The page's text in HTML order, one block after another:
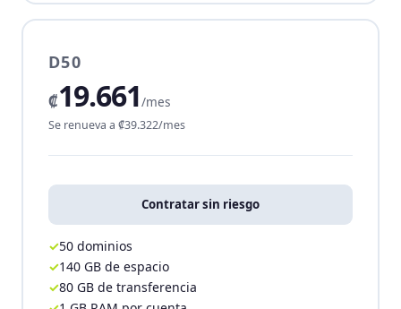
D50
₡19.661/mes
Se renueva a ₡39.322/mes
Contratar sin riesgo
50 dominios
140 GB de espacio
80 GB de transferencia